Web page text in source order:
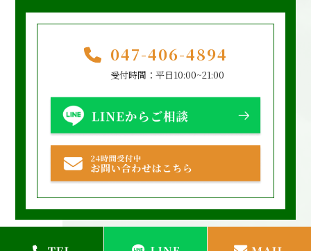
047-406-4894
受付時間：平日10:00~21:00